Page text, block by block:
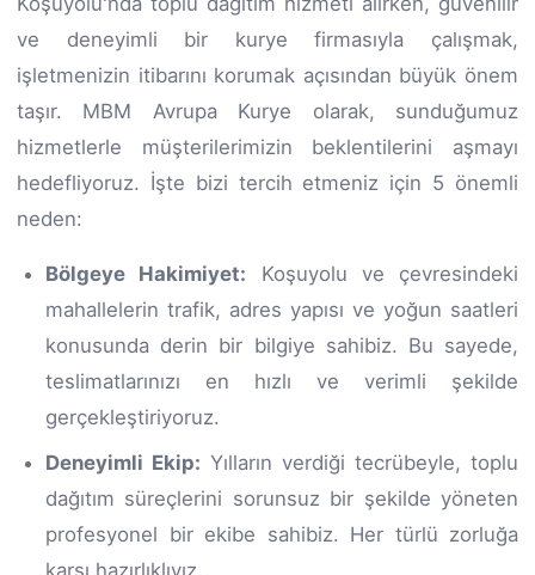
ve deneyimli bir kurye firmasıyla çalışmak,
işletmenizin itibarını korumak açısından büyük önem
taşır. MBM Avrupa Kurye olarak, sunduğumuz
hizmetlerle müşterilerimizin beklentilerini aşmayı
hedefliyoruz. İşte bizi tercih etmeniz için 5 önemli
neden:
Bölgeye Hakimiyet: Koşuyolu ve çevresindeki
mahallelerin trafik, adres yapısı ve yoğun saatleri
konusunda derin bir bilgiye sahibiz. Bu sayede,
teslimatlarınızı en hızlı ve verimli şekilde
gerçekleştiriyoruz.
Deneyimli Ekip: Yılların verdiği tecrübeyle, toplu
dağıtım süreçlerini sorunsuz bir şekilde yöneten
profesyonel bir ekibe sahibiz. Her türlü zorluğa
karşı hazırlıklıyız.